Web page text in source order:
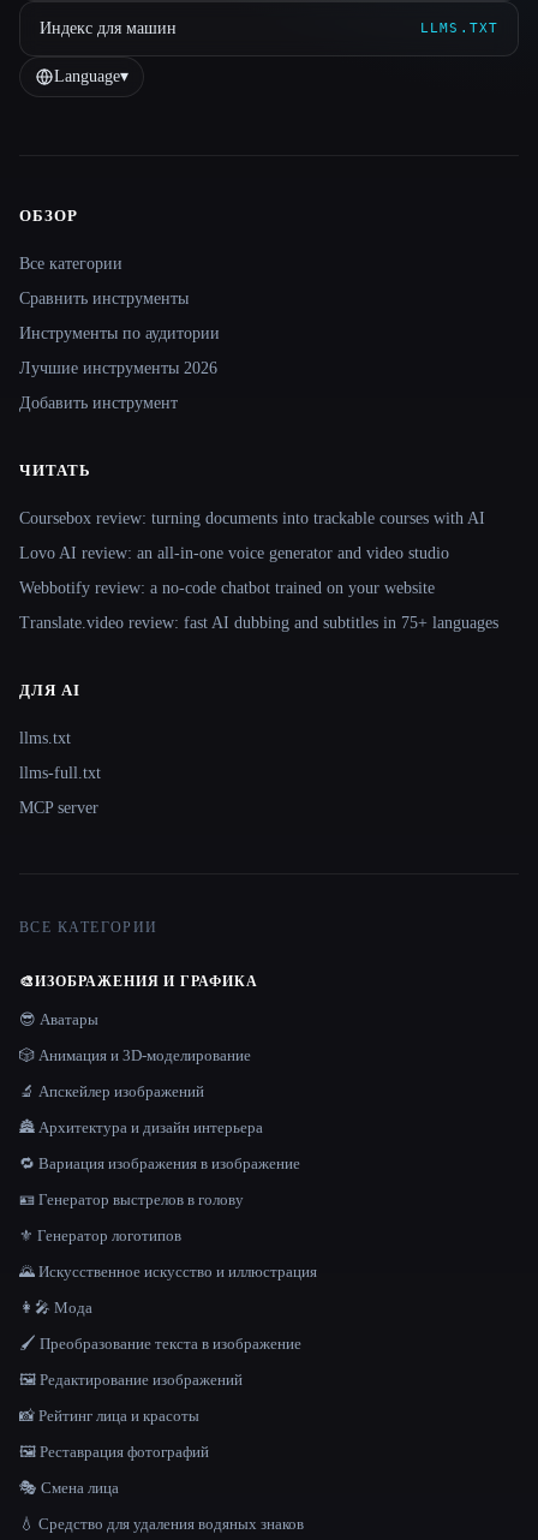
Индекс для машин LLMS.TXT
Language▾
Site navigation
ОБЗОР
Все категории
Сравнить инструменты
Инструменты по аудитории
Лучшие инструменты 2026
Добавить инструмент
ЧИТАТЬ
Coursebox review: turning documents into trackable courses with AI
Lovo AI review: an all-in-one voice generator and video studio
Webbotify review: a no-code chatbot trained on your website
Translate.video review: fast AI dubbing and subtitles in 75+ languages
ДЛЯ AI
llms.txt
llms-full.txt
MCP server
ВСЕ КАТЕГОРИИ
🎨ИЗОБРАЖЕНИЯ И ГРАФИКА
😎 Аватары
🎲 Анимация и 3D-моделирование
🔬 Апскейлер изображений
🏯 Архитектура и дизайн интерьера
🔁 Вариация изображения в изображение
🪪 Генератор выстрелов в голову
⚜️ Генератор логотипов
🌄 Искусственное искусство и иллюстрация
👩‍🎤 Мода
🖌️ Преобразование текста в изображение
🖼️ Редактирование изображений
📸 Рейтинг лица и красоты
🖼️ Реставрация фотографий
🎭 Смена лица
💧 Средство для удаления водяных знаков